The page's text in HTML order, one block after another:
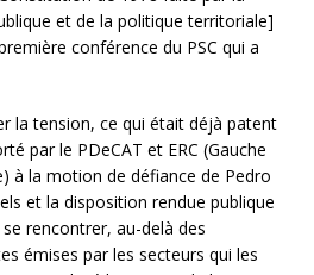
et de la politique territoriale]
conférence du PSC qui a
la tension, ce qui était déjà patent
par le PDeCAT et ERC (Gauche
à la motion de défiance de Pedro
et la disposition rendue publique
rencontrer, au-delà des
émises par les secteurs qui les